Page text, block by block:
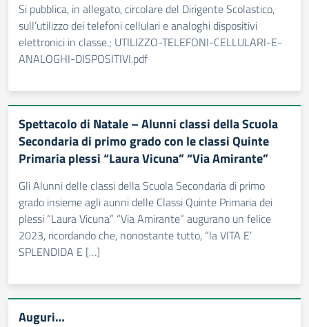
Si pubblica, in allegato, circolare del Dirigente Scolastico,
sull’utilizzo dei telefoni cellulari e analoghi dispositivi
elettronici in classe.; UTILIZZO-TELEFONI-CELLULARI-E-
ANALOGHI-DISPOSITIVI.pdf
Spettacolo di Natale – Alunni classi della Scuola
Secondaria di primo grado con le classi Quinte
Primaria plessi “Laura Vicuna” “Via Amirante”
Gli Alunni delle classi della Scuola Secondaria di primo
grado insieme agli aunni delle Classi Quinte Primaria dei
plessi “Laura Vicuna” “Via Amirante” augurano un felice
2023, ricordando che, nonostante tutto, “la VITA E’
SPLENDIDA E […]
Auguri…